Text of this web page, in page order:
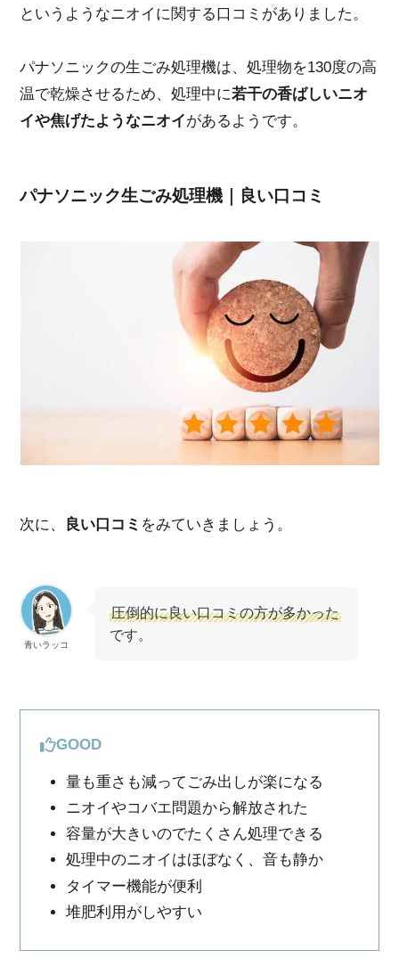
というようなニオイに関する口コミがありました。
パナソニックの生ごみ処理機は、処理物を130度の高
温で乾燥させるため、処理中に若干の香ばしいニオ
イや焦げたようなニオイがあるようです。
パナソニック生ごみ処理機｜良い口コミ
次に、 良い口コミ をみていきましょう。
青いラッコ
圧倒的に良い口コミの方が多かった
です。
GOOD
量も重さも減ってごみ出しが楽になる
ニオイやコバエ問題から解放された
容量が大きいのでたくさん処理できる
処理中のニオイはほぼなく、音も静か
タイマー機能が便利
堆肥利用がしやすい